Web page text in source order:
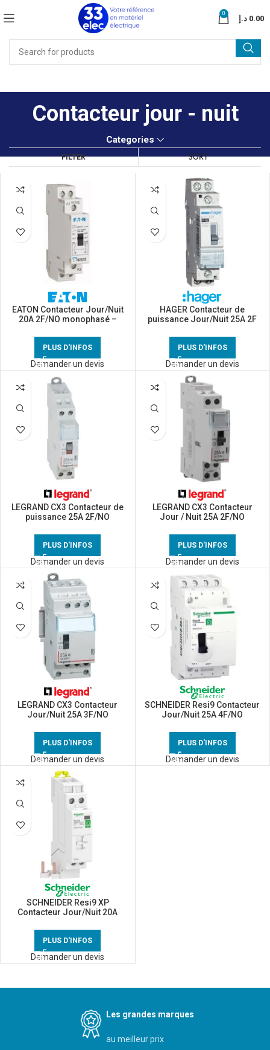
0
0.00 د.إ
Contacteur jour - nuit
Categories
FILTER
EATON Contacteur Jour/Nuit
20A 2F/NO monophasé –
PLUS D'INFOS
Demander un devis
HAGER Contacteur de
puissance Jour/Nuit 25A 2F
PLUS D'INFOS
Demander un devis
LEGRAND CX3 Contacteur de
puissance 25A 2F/NO
412558
PLUS D'INFOS
Demander un devis
LEGRAND CX3 Contacteur
Jour / Nuit 25A 2F/NO
PLUS D'INFOS
Demander un devis
LEGRAND CX3 Contacteur
Jour/Nuit 25A 3F/NO
PLUS D'INFOS
Demander un devis
SCHNEIDER Resi9 Contacteur
Jour/Nuit 25A 4F/NO
PLUS D'INFOS
Demander un devis
SCHNEIDER Resi9 XP
Contacteur Jour/Nuit 20A
R9PCTH20
PLUS D'INFOS
Demander un devis
Les grandes marques
au meilleur prix